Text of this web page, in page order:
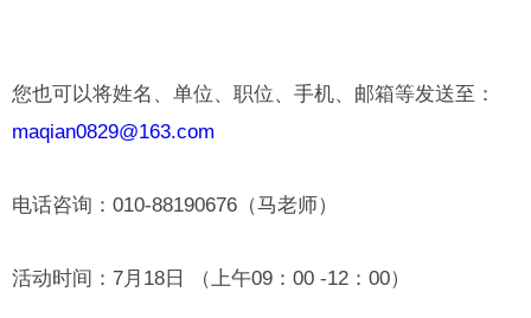
您也可以将姓名、单位、职位、手机、邮箱等发送至：
maqian0829@163.com
电话咨询：010-88190676（马老师）
活动时间：7月18日 （上午09：00 -12：00）